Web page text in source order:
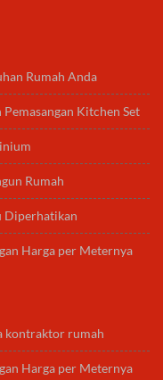
Rumah Anda
Kitchen Set
Rumah
Diperhatikan
Harga per Meternya
kontraktor rumah
Harga per Meternya